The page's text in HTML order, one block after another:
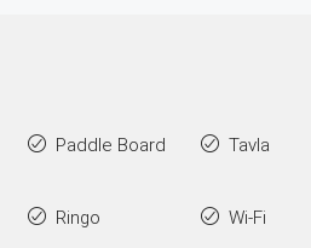
Paddle Board
Ringo
Tavla
Wi-Fi